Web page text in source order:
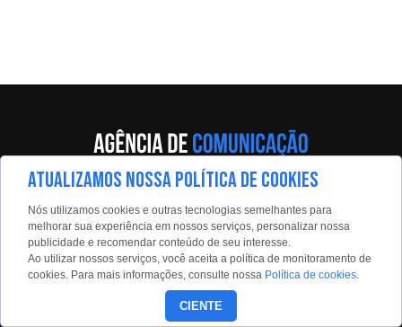
Av. Eng. Caetano Álvares, 55 - 5º andar
Limão, São Paulo, 02598-900
Contato:
estadaoconteudo@estadao.com
(11)99350-0439
ATUALIZAMOS NOSSA POLÍTICA DE COOKIES
Nós utilizamos cookies e outras tecnologias semelhantes para
melhorar sua experiência em nossos serviços, personalizar nossa
publicidade e recomendar conteúdo de seu interesse.
Ao utilizar nossos serviços, você aceita a política de monitoramento de
cookies. Para mais informações, consulte nossa Política de cookies.
CIENTE